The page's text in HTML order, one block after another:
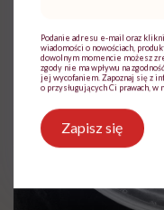
Podanie adresu e-mail oraz
wiadomości o nowościach,
dowolnym momencie możesz
zgody nie ma wpływu na
jej wycofaniem. Zapoznaj się z
o przysługujących Ci prawach, w
Zapisz się